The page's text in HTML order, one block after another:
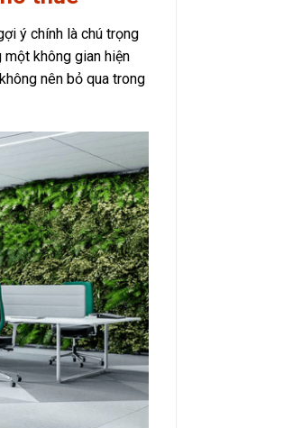
ý chính là chú trọng
không gian hiện
nên bỏ qua trong